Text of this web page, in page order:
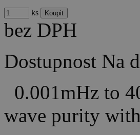
ks
bez DPH
Dostupnost Na
0.001mHz to
wave purity